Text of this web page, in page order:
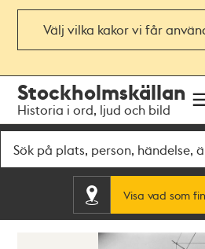
Välj vilka kakor vi får
navigationen
huvudinnehållet
Stockholmskällan
Historia i ord, ljud och bild
Visa vad som